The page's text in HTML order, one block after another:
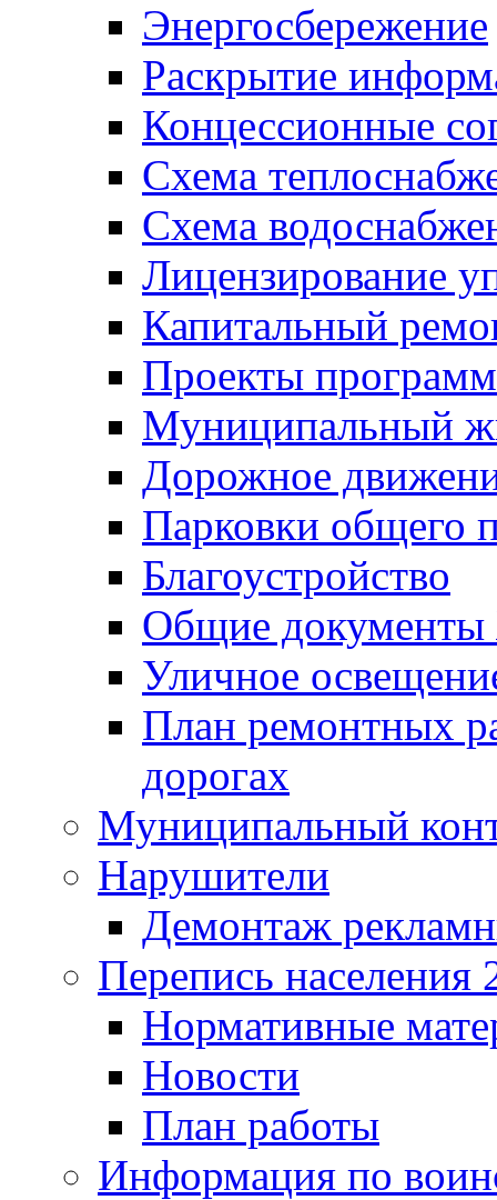
Энергосбережение
Раскрытие
Концессионные
Схема
Схема
Лицензирование
Капитальный
Проекты программ
Муниципальный
Дорожное
Парковки общего
Благоустройство
Общие
Уличное
План ремонтных
дорогах
Муниципальный
Нарушители
Демонтаж
Перепись населения
Нормативные
Новости
План работы
Информация по